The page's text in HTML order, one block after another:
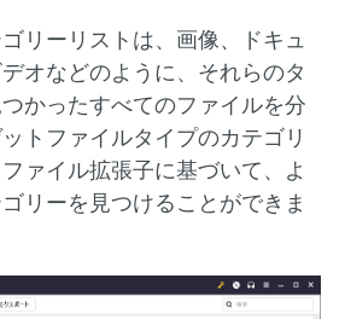
リーリストは、画像、ドキュ
オなどのように、それらのタ
かったすべてのファイルを分
トファイルタイプのカテゴリ
ァイル拡張子に基づいて、よ
リーを見つけることができま